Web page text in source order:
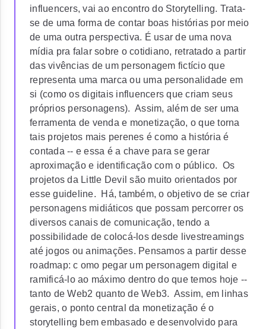
influencers, vai ao encontro do Storytelling. Trata-
se de uma forma de contar boas histórias por meio
de uma outra perspectiva. É usar de uma nova
mídia pra falar sobre o cotidiano, retratado a partir
das vivências de um personagem fictício que
representa uma marca ou uma personalidade em
si (como os digitais influencers que criam seus
próprios personagens). Assim, além de ser uma
ferramenta de venda e monetização, o que torna
tais projetos mais perenes é como a história é
contada -- e essa é a chave para se gerar
aproximação e identificação com o público. Os
projetos da Little Devil são muito orientados por
esse guideline. Há, também, o objetivo de se criar
personagens midiáticos que possam percorrer os
diversos canais de comunicação, tendo a
possibilidade de colocá-los desde livestreamings
até jogos ou animações. Pensamos a partir desse
roadmap: c omo pegar um personagem digital e
ramificá-lo ao máximo dentro do que temos hoje --
tanto de Web2 quanto de Web3. Assim, em linhas
gerais, o ponto central da monetização é o
storytelling bem embasado e desenvolvido para